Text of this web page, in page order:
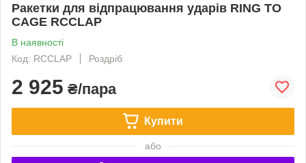
Ракетки для відпрацювання ударів RING TO
CAGE RCCLAP
В наявності
Код: RCCLAP
Роздріб
2 925 ₴/пара
Купити
або